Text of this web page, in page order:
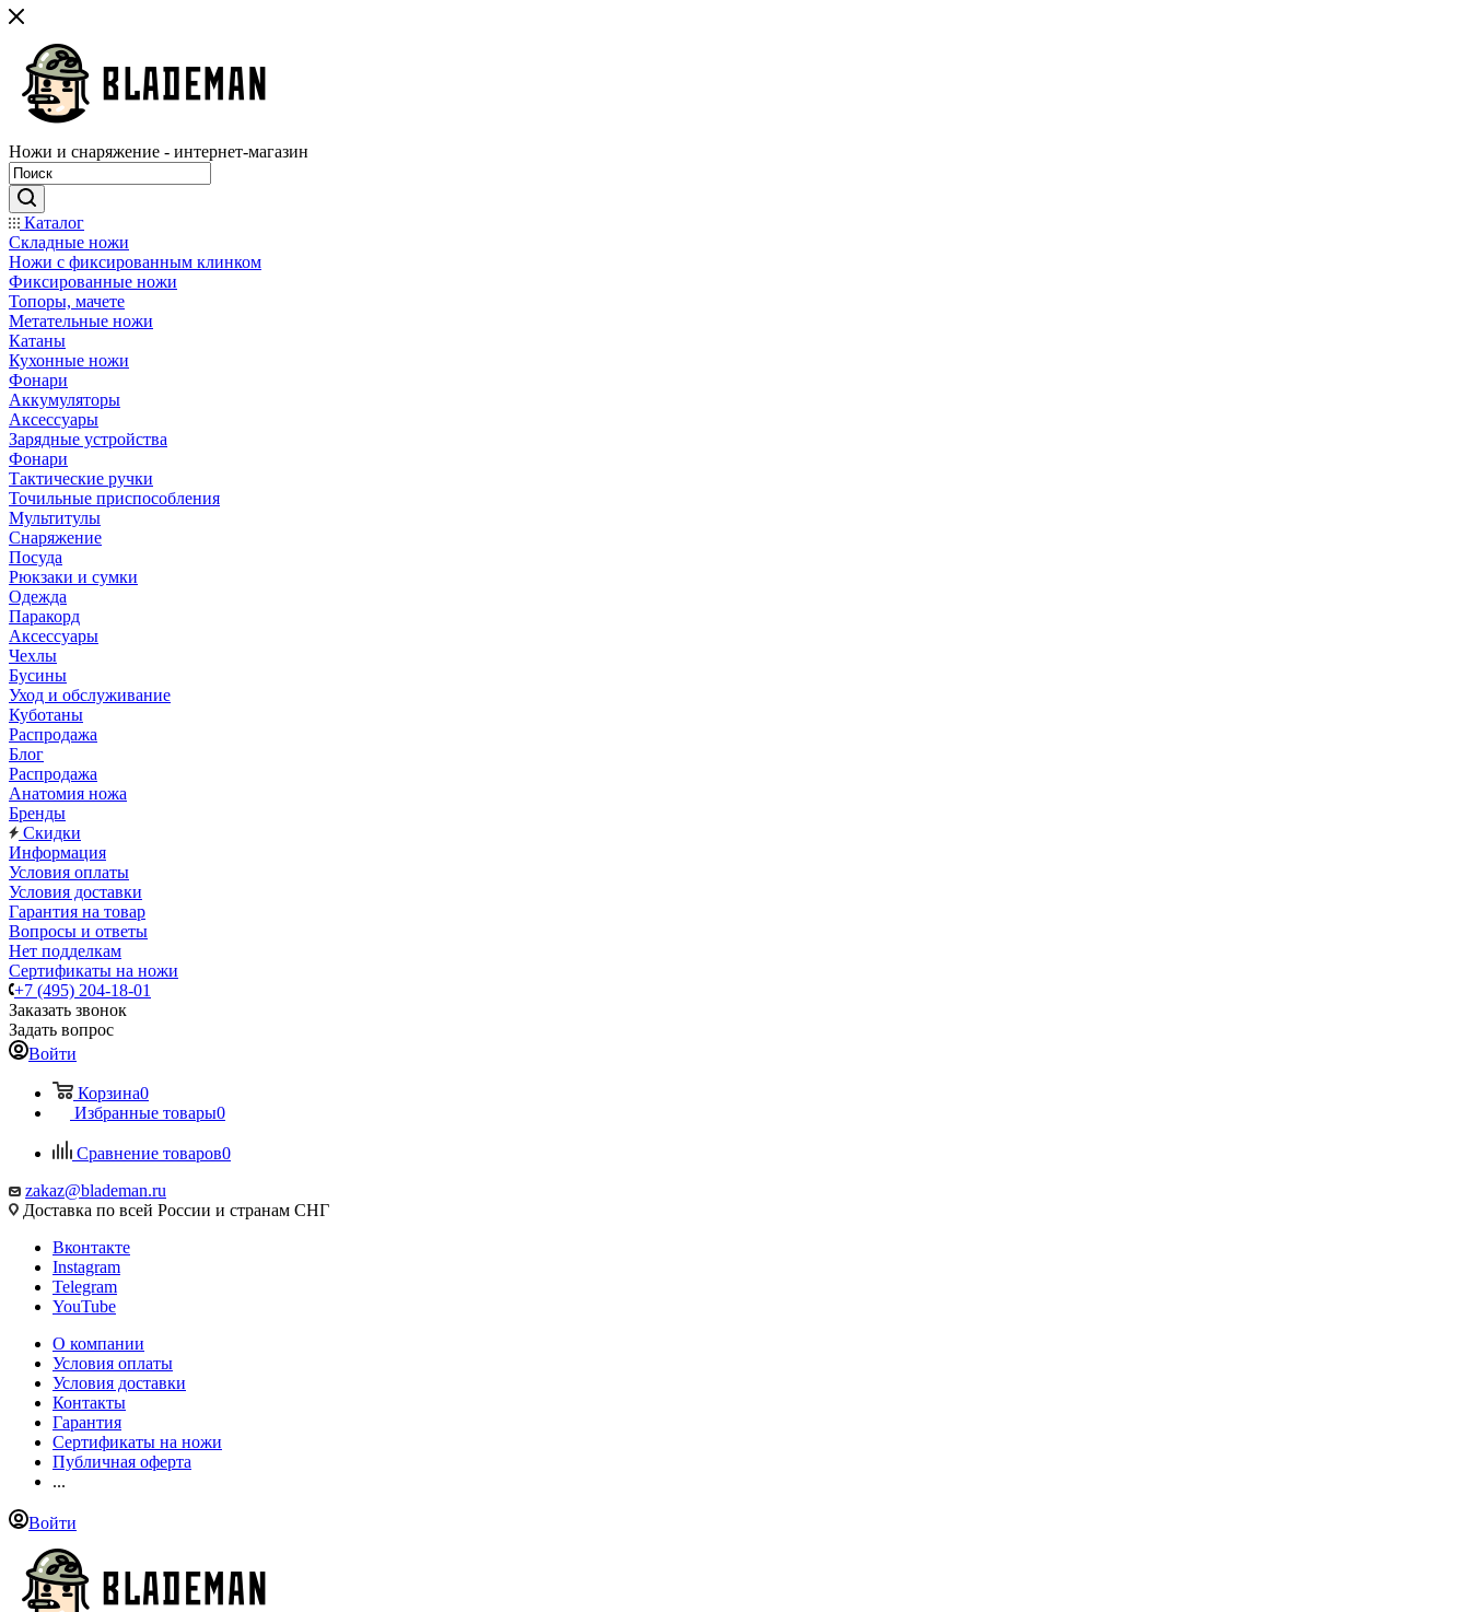
Ножи и снаряжение - интернет-магазин
Каталог
Складные ножи
Ножи с фиксированным клинком
Фиксированные ножи
Топоры, мачете
Метательные ножи
Катаны
Кухонные ножи
Фонари
Аккумуляторы
Аксессуары
Зарядные устройства
Фонари
Тактические ручки
Точильные приспособления
Мультитулы
Снаряжение
Посуда
Рюкзаки и сумки
Одежда
Паракорд
Аксессуары
Чехлы
Бусины
Уход и обслуживание
Куботаны
Распродажа
Блог
Распродажа
Анатомия ножа
Бренды
Скидки
Информация
Условия оплаты
Условия доставки
Гарантия на товар
Вопросы и ответы
Нет подделкам
Сертификаты на ножи
+7 (495) 204-18-01
Заказать звонок
Задать вопрос
Войти
Корзина0
Избранные товары0
Сравнение товаров0
zakaz@blademan.ru
Доставка по всей России и странам СНГ
Вконтакте
Instagram
Telegram
YouTube
О компании
Условия оплаты
Условия доставки
Контакты
Гарантия
Сертификаты на ножи
Публичная оферта
...
Войти